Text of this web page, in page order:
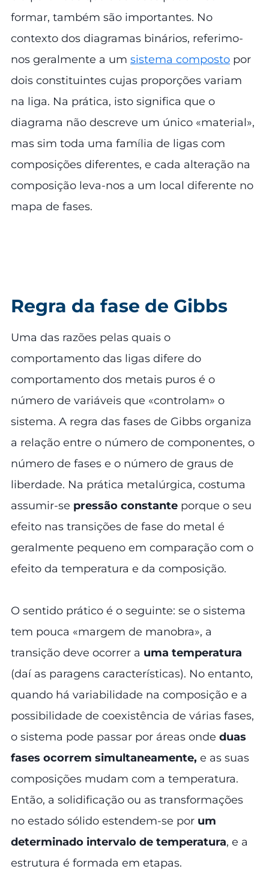
formar, também são importantes. No
contexto dos diagramas binários, referimo-
nos geralmente a um sistema composto por
dois constituintes cujas proporções variam
na liga. Na prática, isto significa que o
diagrama não descreve um único «material»,
mas sim toda uma família de ligas com
composições diferentes, e cada alteração na
composição leva-nos a um local diferente no
mapa de fases.
Regra da fase de Gibbs
Uma das razões pelas quais o
comportamento das ligas difere do
comportamento dos metais puros é o
número de variáveis que «controlam» o
sistema. A regra das fases de Gibbs organiza
a relação entre o número de componentes, o
número de fases e o número de graus de
liberdade. Na prática metalúrgica, costuma
assumir-se pressão constante porque o seu
efeito nas transições de fase do metal é
geralmente pequeno em comparação com o
efeito da temperatura e da composição.
O sentido prático é o seguinte: se o sistema
tem pouca «margem de manobra», a
transição deve ocorrer a uma temperatura
(daí as paragens características). No entanto,
quando há variabilidade na composição e a
possibilidade de coexistência de várias fases,
o sistema pode passar por áreas onde duas
fases ocorrem simultaneamente, e as suas
composições mudam com a temperatura.
Então, a solidificação ou as transformações
no estado sólido estendem-se por um
determinado intervalo de temperatura, e a
estrutura é formada em etapas.